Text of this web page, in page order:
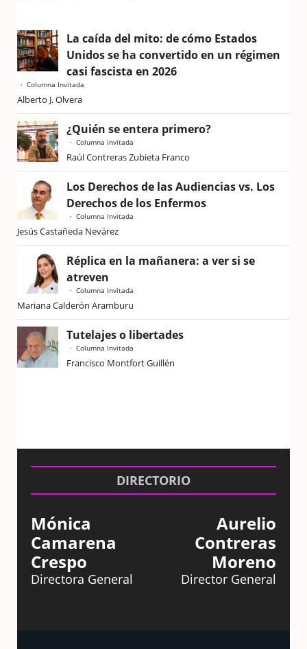
La caída del mito: de cómo Estados
Unidos se ha convertido en un régimen
casi fascista en 2026
Columna Invitada
Alberto J. Olvera
¿Quién se entera primero?
Columna Invitada
Raúl Contreras Zubieta Franco
Los Derechos de las Audiencias vs. Los
Derechos de los Enfermos
Columna Invitada
Jesús Castañeda Nevárez
Réplica en la mañanera: a ver si se
atreven
Columna Invitada
Mariana Calderón Aramburu
Tutelajes o libertades
Columna Invitada
Francisco Montfort Guillén
DIRECTORIO
Mónica
Camarena
Crespo
Directora General
Aurelio
Contreras
Moreno
Director General